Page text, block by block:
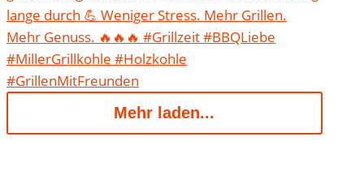
Mehr laden...